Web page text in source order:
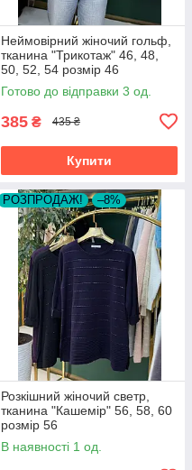
Неймовірний жіночий гольф,
тканина "Трикотаж" 46, 48,
50, 52, 54 розмір 46
Готово до відправки 3 од.
385 ₴ 435 ₴
Купити
РОЗПРОДАЖ! –8%
Розкішний жіночий светр,
тканина "Кашемір" 56, 58, 60
розмір 56
В наявності 1 од.